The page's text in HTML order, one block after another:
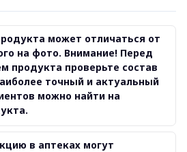
может отличаться от
на фото. Внимание! Перед
продукта проверьте состав
точный и актуальный
можно найти на
в аптеках могут